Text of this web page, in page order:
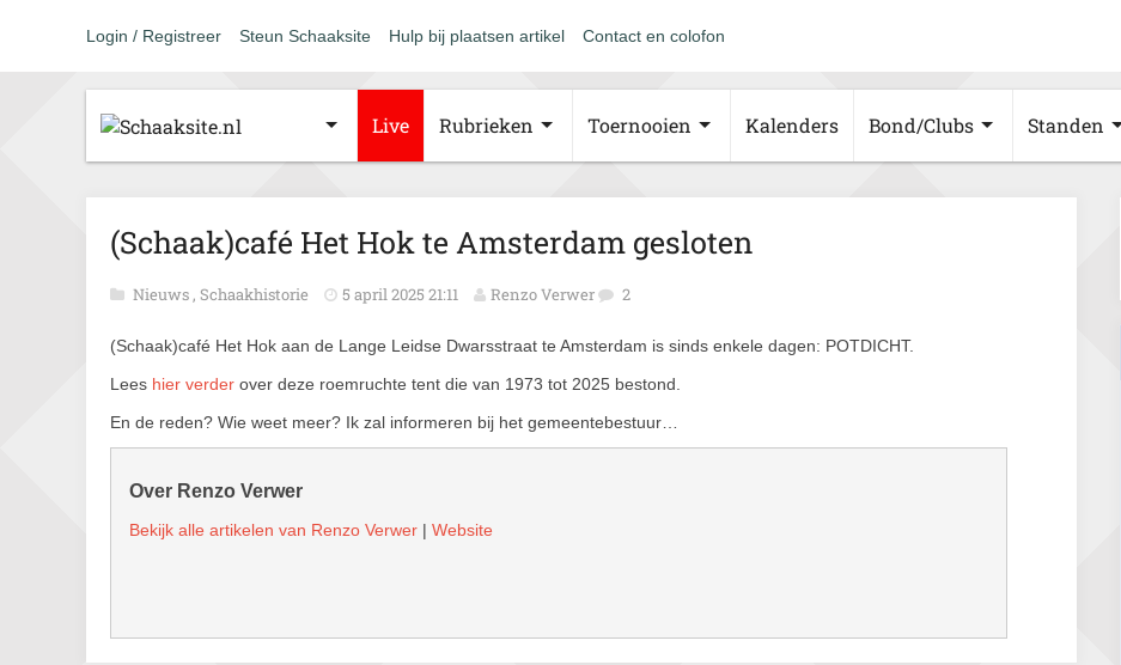
Login / Registreer Steun Schaaksite Hulp bij plaatsen artikel Contact en colofon
Live Rubrieken Toernooien Kalenders Bond/Clubs Standen
(Schaak)café Het Hok te Amsterdam gesloten
Nieuws, Schaakhistorie 5 april 2025 21:11 Renzo Verwer 2
(Schaak)café Het Hok aan de Lange Leidse Dwarsstraat te Amsterdam is sinds enkele dagen: POTDICHT.
Lees hier verder over deze roemruchte tent die van 1973 tot 2025 bestond.
En de reden? Wie weet meer? Ik zal informeren bij het gemeentebestuur…
Over Renzo Verwer
Bekijk alle artikelen van Renzo Verwer | Website